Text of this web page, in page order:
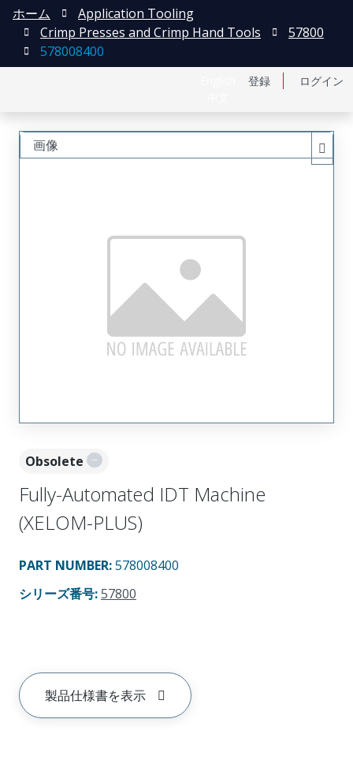
登録 ログイン
ホーム
Application Tooling
Crimp Presses and Crimp Hand Tools
57800
578008400
Obsolete
Fully-Automated IDT Machine
(XELOM-PLUS)
PART NUMBER:578008400
シリーズ番号:57800
製品仕様書を表示
画像